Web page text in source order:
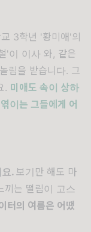
3학년 '황미애'의
'이 이사 와, 같은
림을 받습니다. 그
. 미애도 속이 상하
이는 그들에게 어
. 보기만 해도 마
끼는 떨림이 고스
터의 여름은 어땠